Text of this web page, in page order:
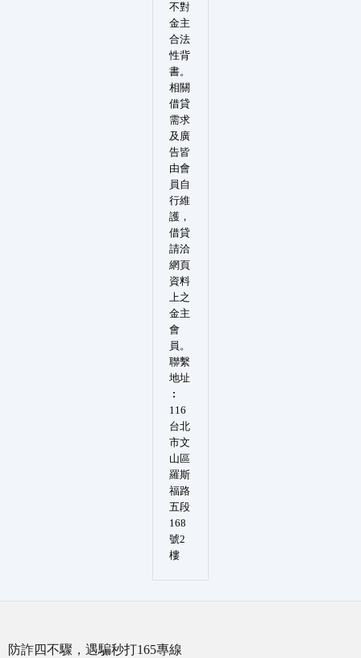
不對
金主
合法
性背
書。
相關
借貸
需求
及廣
告皆
由會
員自
行維
護，
借貸
請洽
網頁
資料
上之
金主
會
員。
聯繫
地址
︰
116
台北
市文
山區
羅斯
福路
五段
168
號2
樓
防詐四不驟，遇騙秒打165專線